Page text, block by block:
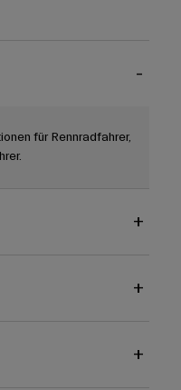
für Rennradfahrer,